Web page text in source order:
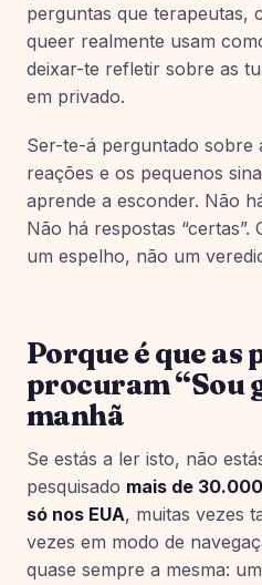
perguntas que terapeutas,
queer realmente usam
deixar-te refletir sobre as
em privado.
Ser-te-á perguntado sobre
reações e os pequenos
aprende a esconder. Não
Não há respostas
um espelho, não um
Porque é que as
procuram “Sou
manhã
Se estás a ler isto, não
pesquisado mais de
só nos EUA, muitas vezes
vezes em modo de
quase sempre a mesma: